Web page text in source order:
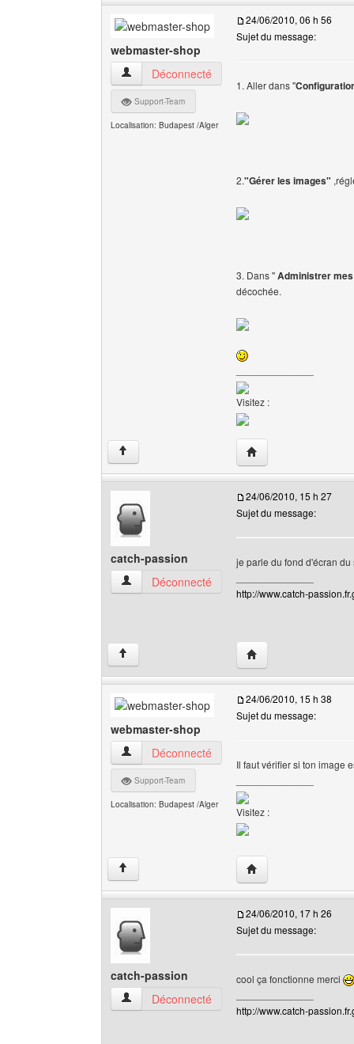
webmaster-shop
webmaster-shop Voir le profil de l'utilisateur
Déconnecté
Support-Team
Localisation: Budapest /Alger
24/06/2010, 06 h 56
Sujet du message:
1. Aller dans "
2."Gérer les images"
3. Dans "Administrer
décochée.
Visitez :
↑ Visiter le site web
catch-passion
catch-passion Voir le profil de l'utilisateur
Déconnecté
24/06/2010, 15 h 27
Sujet du message:
je parle du fond d'écran
http://www.catch-
↑ Visiter le site web
webmaster-shop
webmaster-shop Voir le profil de l'utilisateur
Déconnecté
Support-Team
Localisation: Budapest /Alger
24/06/2010, 15 h 38
Sujet du message:
Il faut vérifier si ton image
Visitez :
↑ Visiter le site web
catch-passion
catch-passion Voir le profil de l'utilisateur
Déconnecté
24/06/2010, 17 h 26
Sujet du message:
cool ça fonctionne merci
http://www.catch-